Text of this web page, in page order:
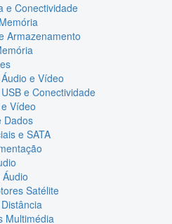
e Conectividade
Armazenamento
e Vídeo
e Conectividade
Vídeo
Dados
e SATA
Satélite
Multimédia